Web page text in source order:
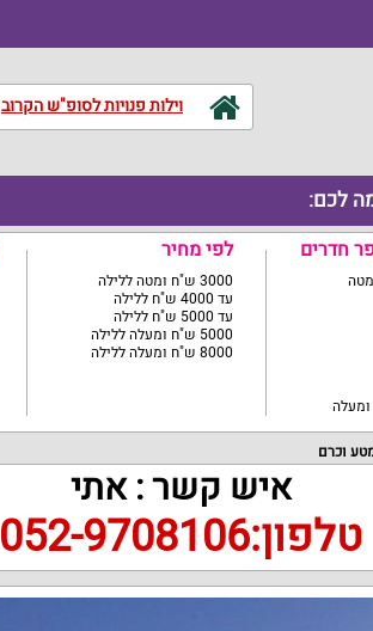
וילות פנויות לסופ"ש הקרוב
לכם:
חדרים לפי מחיר
3000 ש"ח ומטה ללילה
עד 4000 ש"ח ללילה
עד 5000 ש"ח ללילה
5000 ש"ח ומעלה ללילה
8000 ש"ח ומעלה ללילה
וכרם
איש קשר : אתי
טלפון:052-9708106